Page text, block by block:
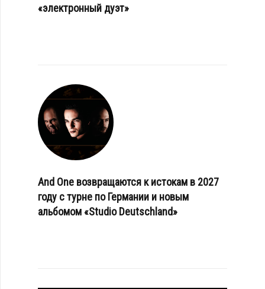
«электронный дуэт»
And One возвращаются к истокам в 2027
году с турне по Германии и новым
альбомом «Studio Deutschland»